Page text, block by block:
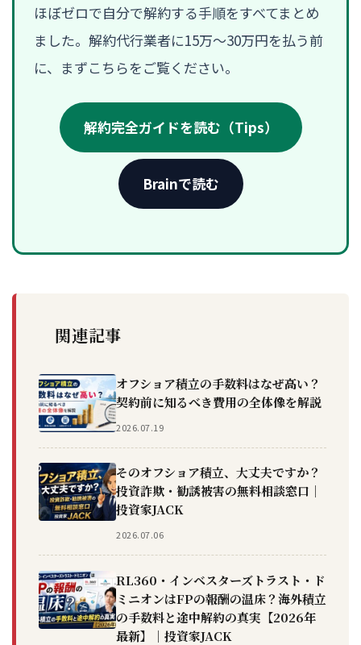
ほぼゼロで自分で解約する手順をすべてまとめ
ました。解約代行業者に15万〜30万円を払う前
に、まずこちらをご覧ください。
解約完全ガイドを読む（Tips）
Brainで読む
関連記事
オフショア積立の手数料はなぜ高い？
契約前に知るべき費用の全体像を解説
2026.07.19
そのオフショア積立、大丈夫ですか？
投資詐欺・勧誘被害の無料相談窓口｜
投資家JACK
2026.07.06
RL360・インベスターズトラスト・ド
ミニオンはFPの報酬の温床？海外積立
の手数料と途中解約の真実【2026年
最新】｜投資家JACK